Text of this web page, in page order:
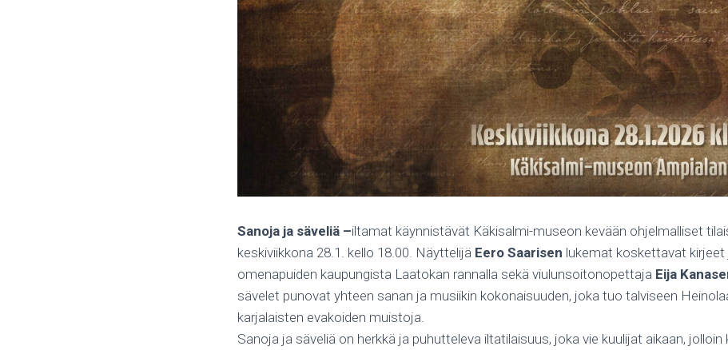
Sanoja ja säveliä –iltamat käynnistävät Käkisalmi-museon kevään ohjelmalliset
keskiviikkona 28.1. kello 18.00. Näyttelijä Eero Saarisen lukemat koskettavat
omenapuiden kaupungista Laatokan rannalla sekä viulunsoitonopettaja Eija
sävelet punovat yhteen sanan ja musiikin kokonaisuuden, joka tuo talviseen
karjalaisten evakoiden muistoja.
Sanoja ja säveliä on herkkä ja puhutteleva iltatilaisuus, joka vie kuulijat aikaan, jolloin